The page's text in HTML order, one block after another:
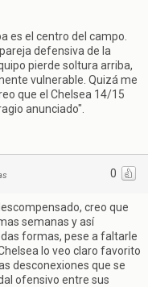
es el centro del campo.
defensiva de la
pierde soltura arriba,
vulnerable. Quizá me
que el Chelsea 14/15
anunciado".
0
creo que
semanas y así
formas, pese a faltarle
lo veo claro favorito
desconexiones que se
ofensivo entre sus